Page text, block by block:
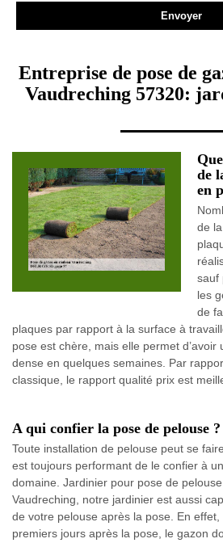
Entreprise de pose de
Vaudreching 57320:
de
en
de
sauf
les
de
plaques par rapport à la surface à
pose est chère, mais elle permet d’avoir
dense en quelques semaines. Par
classique, le rapport qualité prix est
A qui confier la pose de pelouse ?
Toute installation de pelouse peut se
est toujours performant de le confier à
domaine. Jardinier pour pose de
Vaudreching, notre jardinier est aussi
de votre pelouse après la pose. En
premiers jours après la pose, le gazon